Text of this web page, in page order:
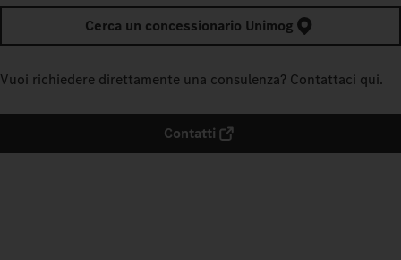
Cerca un concessionario Unimog
Vuoi richiedere direttamente una consulenza? Contattaci qui.
Contatti